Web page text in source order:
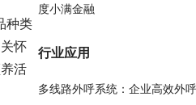
种类
怀
活
度小满金融
行业应用
多线路外呼系统：企业高效外